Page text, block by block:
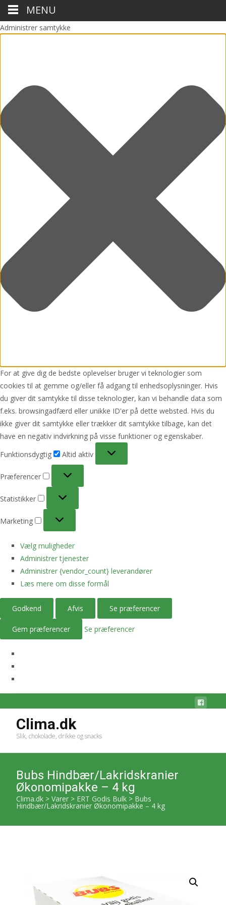
Administrer samtykke
For at give dig de bedste oplevelser bruger vi teknologier som
cookies til at gemme og/eller få adgang til enhedsoplysninger. Hvis
du giver dit samtykke til disse teknologier, kan vi behandle data som
f.eks. browsingadfærd eller unikke ID'er på dette websted. Hvis du
ikke giver dit samtykke eller trækker dit samtykke tilbage, kan det
have en negativ indvirkning på visse funktioner og egenskaber.
Funktionsdygtig
Altid aktiv
Præferencer
Statistikker
Marketing
Vælg muligheder
Administrer tjenester
Administrer {vendor_count} leverandører
Læs mere om disse formål
Godkend Afvis Se præferencer
Gem præferencer Se præferencer
Clima.dk
Slik, chokolade, drikke og snacks
Bubs Hindbær/Lakridskranier
Økonomipakke – 4 kg
Clima.dk > Varer > ERT Godis Bulk > Bubs
Hindbær/Lakridskranier Økonomipakke – 4 kg
MENU